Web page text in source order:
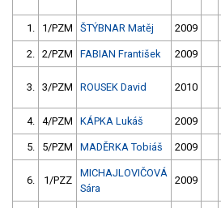
1. 1/PZM ŠTÝBNAR Matěj 2009
2. 2/PZM FABIAN František 2009
3. 3/PZM ROUSEK David 2010
4. 4/PZM KÁPKA Lukáš 2009
5. 5/PZM MADĚRKA Tobiáš 2009
6. 1/PZZ
MICHAJLOVIČOVÁ
Sára
2009